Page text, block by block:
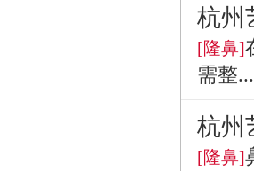
杭州
[隆鼻]
需整...
杭州
[隆鼻]